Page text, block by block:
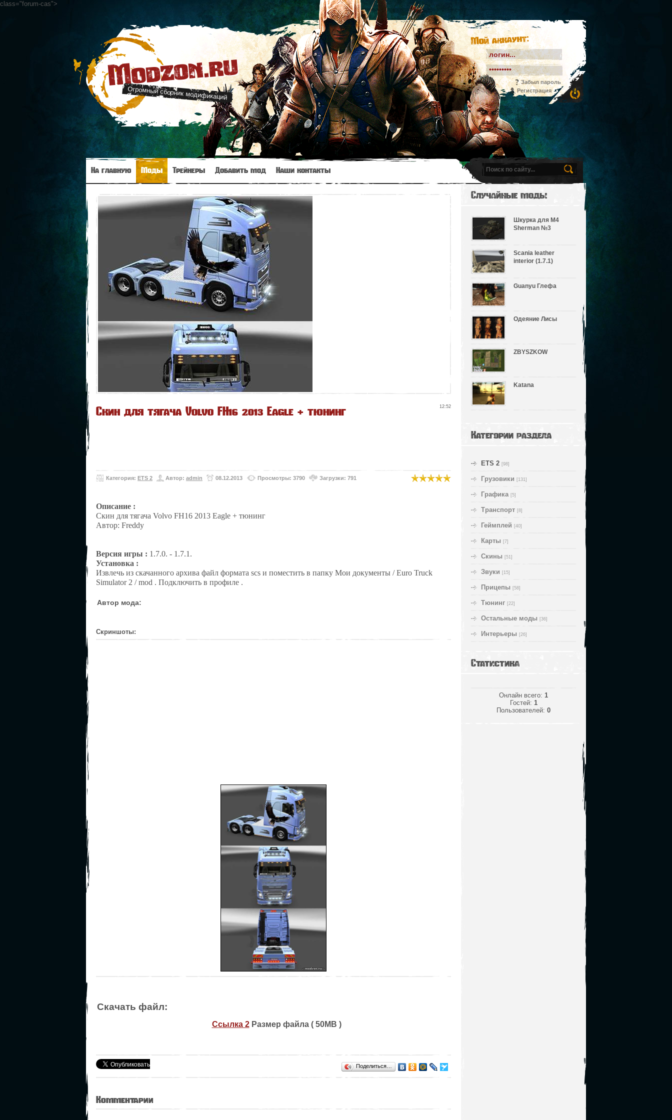
class="forum-cas">
Modzon.ru
Огромный сборник модификаций
Мой аккаунт:
Забыл пароль
Регистрация
На главную Моды Трейнеры Добавить мод Наши контакты
12:52
Скин для тягача Volvo FH16 2013 Eagle + тюнинг
Категория: ETS 2 Автор: admin 08.12.2013 Просмотры: 3790 Загрузки: 791
Описание :
Скин для тягача Volvo FH16 2013 Eagle + тюнинг
Автор: Freddy
Версия игры : 1.7.0. - 1.7.1.
Установка :
Извлечь из скачанного архива файл формата scs и поместить в папку Мои документы / Euro Truck
Simulator 2 / mod . Подключить в профиле .
Автор мода:
Скриншоты:
Скачать файл:
Ссылка 2Размер файла ( 50MB )
Поделиться…
Комментарии
Случайные моды
Шкурка для M4
Sherman №3
Scania leather
interior (1.7.1)
Guanyu Глефа
Одеяние Лисы
ZBYSZKOW
Katana
Категории раздела
ETS 2 [98]
Грузовики [131]
Графика [5]
Транспорт [8]
Геймплей [40]
Карты [7]
Скины [51]
Звуки [15]
Прицепы [58]
Тюнинг [22]
Остальные моды [36]
Интерьеры [26]
Статистика
Онлайн всего: 1
Гостей: 1
Пользователей: 0